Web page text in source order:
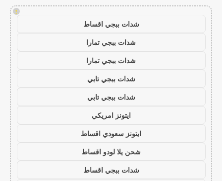
!
شدات ببجي اقساط
شدات ببجي تمارا
شدات ببجي تمارا
شدات ببجي تابي
شدات ببجي تابي
ايتونز امريكي
ايتونز سعودي اقساط
شحن يلا لودو اقساط
شدات ببجي اقساط